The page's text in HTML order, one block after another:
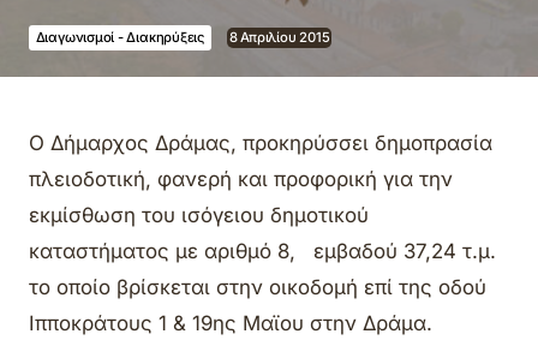
Διαγωνισμοί - Διακηρύξεις 8 Απριλίου 2015
Ο Δήμαρχος Δράμας, προκηρύσσει δημοπρασία
πλειοδοτική, φανερή και προφορική για την
εκμίσθωση του ισόγειου δημοτικού
καταστήματος με αριθμό 8, εμβαδού 37,24 τ.μ.
το οποίο βρίσκεται στην οικοδομή επί της οδού
Ιπποκράτους 1 & 19ης Μαϊου στην Δράμα.